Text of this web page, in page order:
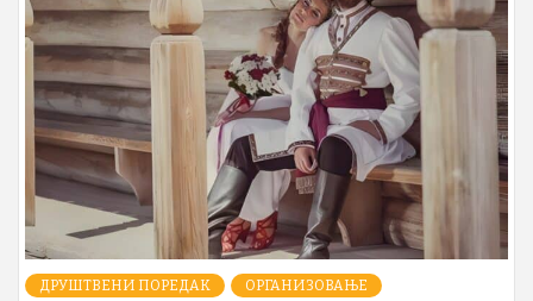
ДРУШТВЕНИ ПОРЕДАК ОРГАНИЗОВАЊЕ